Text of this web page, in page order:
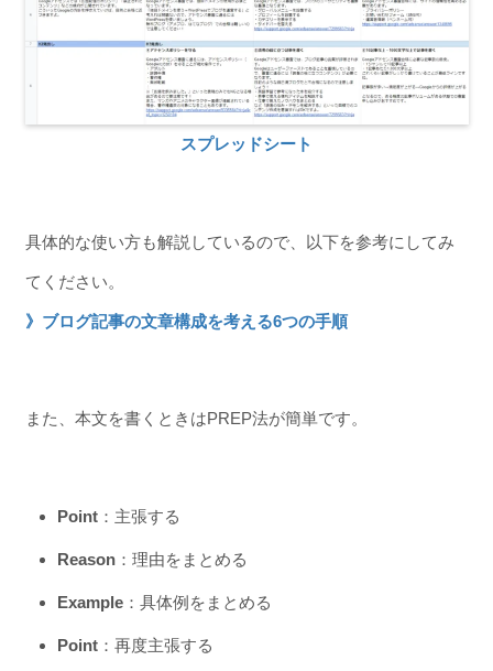
スプレッドシート
具体的な使い方も解説しているので、以下を参考にしてみ
てください。
》ブログ記事の文章構成を考える6つの手順
また、本文を書くときはPREP法が簡単です。
Point：主張する
Reason：理由をまとめる
Example：具体例をまとめる
Point：再度主張する